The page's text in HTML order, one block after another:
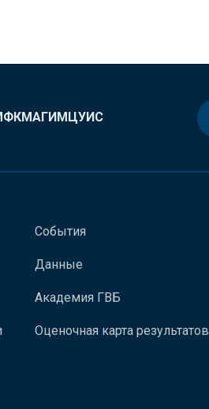
МАГИМЦУИС
События
Данные
Академия ГВБ
Оценочная карта результатов